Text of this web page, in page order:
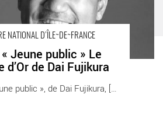
NATIONAL D’ÎLE~DE~FRANCE
« Jeune public » Le
d’Or de Dai Fujikura
Un opéra « Jeune public », de Dai Fujikura, [...]